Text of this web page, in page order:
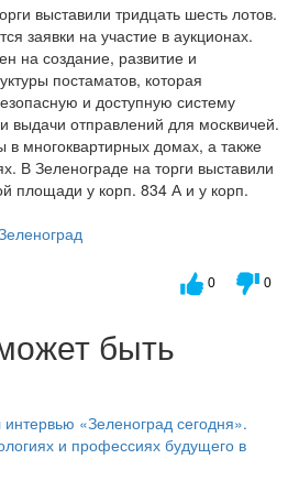
выставили тридцать шесть лотов.
заявки на участие в аукционах.
на создание, развитие и
постаматов, которая
и доступную систему
выдачи отправлений для москвичей.
в многоквартирных домах, а также
В Зеленограде на торги выставили
площади у корп. 834 А и у корп.
0 0
быть
«Зеленоград сегодня».
и профессиях будущего в